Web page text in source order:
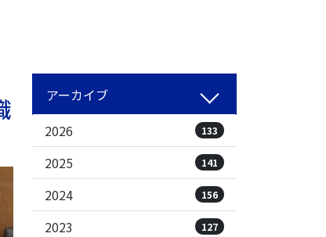
アーカイブ
2026
133
2025 141
2024 156
2023 127